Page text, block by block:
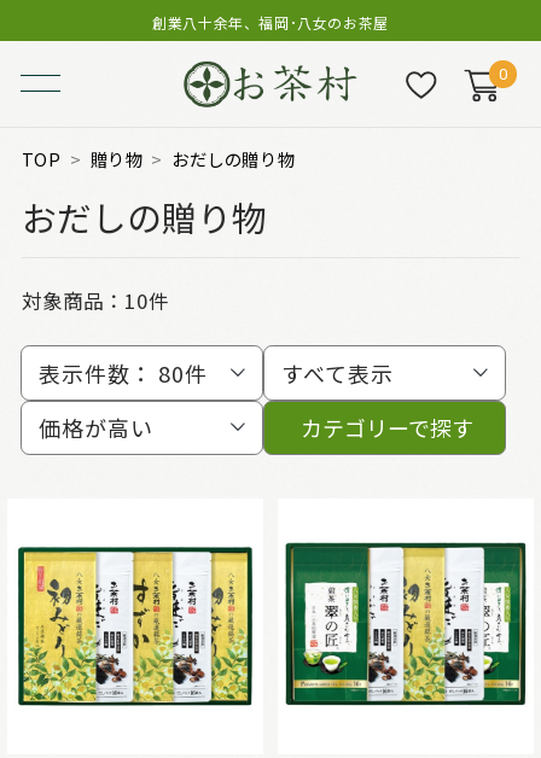
創業八十余年、福岡･八女のお茶屋
0
TOP 贈り物 おだしの贈り物
おだしの贈り物
対象商品： 10件
表示件数： 80件
すべて表示
価格が高い
カテゴリーで探す